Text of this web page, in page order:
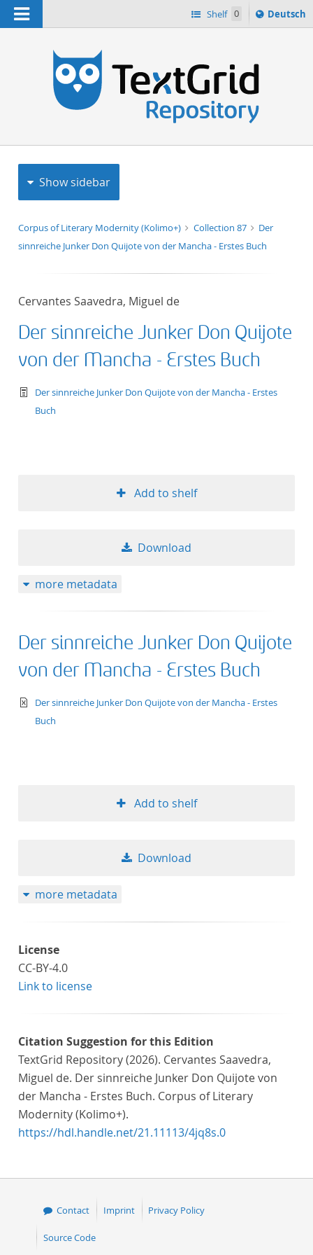
Navigation Shelf 0
Sprache
ï¿½ndern
Deutsch
Show sidebar
Corpus of Literary Modernity (Kolimo+) Collection 87
Der
sinnreiche Junker Don Quijote von der Mancha - Erstes Buch
Cervantes Saavedra, Miguel de
Der sinnreiche Junker Don Quijote
von der Mancha - Erstes Buch
text/tg.work+xml
Der sinnreiche Junker Don Quijote von der Mancha - Erstes
Buch
Add to shelf
Download
more metadata
Der sinnreiche Junker Don Quijote
von der Mancha - Erstes Buch
text/xml
Der sinnreiche Junker Don Quijote von der Mancha - Erstes
Buch
Add to shelf
Download
more metadata
License
CC-BY-4.0
Link to license
Citation Suggestion for this Edition
TextGrid Repository (2026). Cervantes Saavedra,
Miguel de. Der sinnreiche Junker Don Quijote von
der Mancha - Erstes Buch. Corpus of Literary
Modernity (Kolimo+).
https://hdl.handle.net/21.11113/4jq8s.0
Contact Imprint Privacy Policy
Source Code